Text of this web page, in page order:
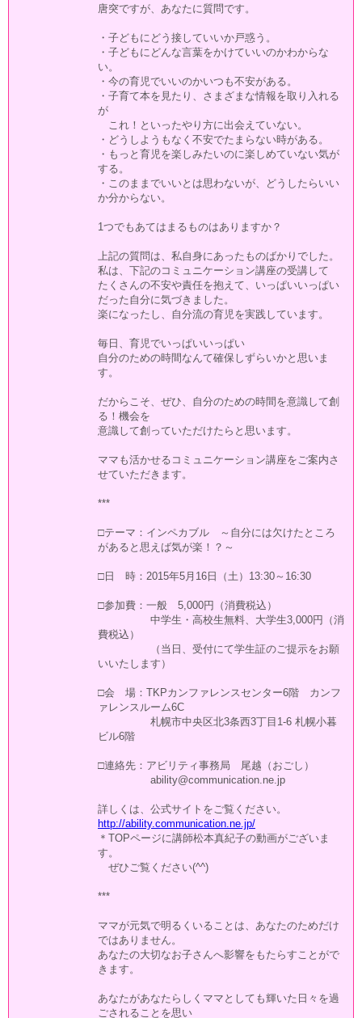
唐突ですが、あなたに質問です。
・子どもにどう接していいか戸惑う。
・子どもにどんな言葉をかけていいのかわからな
い。
・今の育児でいいのかいつも不安がある。
・子育て本を見たり、さまざまな情報を取り入れる
が
これ！といったやり方に出会えていない。
・どうしようもなく不安でたまらない時がある。
・もっと育児を楽しみたいのに楽しめていない気が
する。
・このままでいいとは思わないが、どうしたらいい
か分からない。
1つでもあてはまるものはありますか？
上記の質問は、私自身にあったものばかりでした。
私は、下記のコミュニケーション講座の受講して
たくさんの不安や責任を抱えて、いっぱいいっぱい
だった自分に気づきました。
楽になったし、自分流の育児を実践しています。
毎日、育児でいっぱいいっぱい
自分のための時間なんて確保しずらいかと思いま
す。
だからこそ、ぜひ、自分のための時間を意識して創
る！機会を
意識して創っていただけたらと思います。
ママも活かせるコミュニケーション講座をご案内さ
せていただきます。
***
□テーマ：インペカブル ～自分には欠けたところ
があると思えば気が楽！？～
□日 時：2015年5月16日（土）13:30～16:30
□参加費：一般 5,000円（消費税込）
中学生・高校生無料、大学生3,000円（消
費税込）
（当日、受付にて学生証のご提示をお願
いいたします）
□会 場：TKPカンファレンスセンター6階 カンフ
ァレンスルーム6C
札幌市中央区北3条西3丁目1-6 札幌小暮
ビル6階
□連絡先：アビリティ事務局 尾越（おごし）
ability@communication.ne.jp
詳しくは、公式サイトをご覧ください。
http://ability.communication.ne.jp/
＊TOPページに講師松本真紀子の動画がございま
す。
ぜひご覧ください(^^)
***
ママが元気で明るくいることは、あなたのためだけ
ではありません。
あなたの大切なお子さんへ影響をもたらすことがで
きます。
あなたがあなたらしくママとしても輝いた日々を過
ごされることを思い